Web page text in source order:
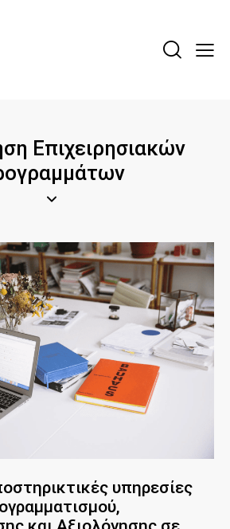
Επιχειρησιακών
υπηρεσίες